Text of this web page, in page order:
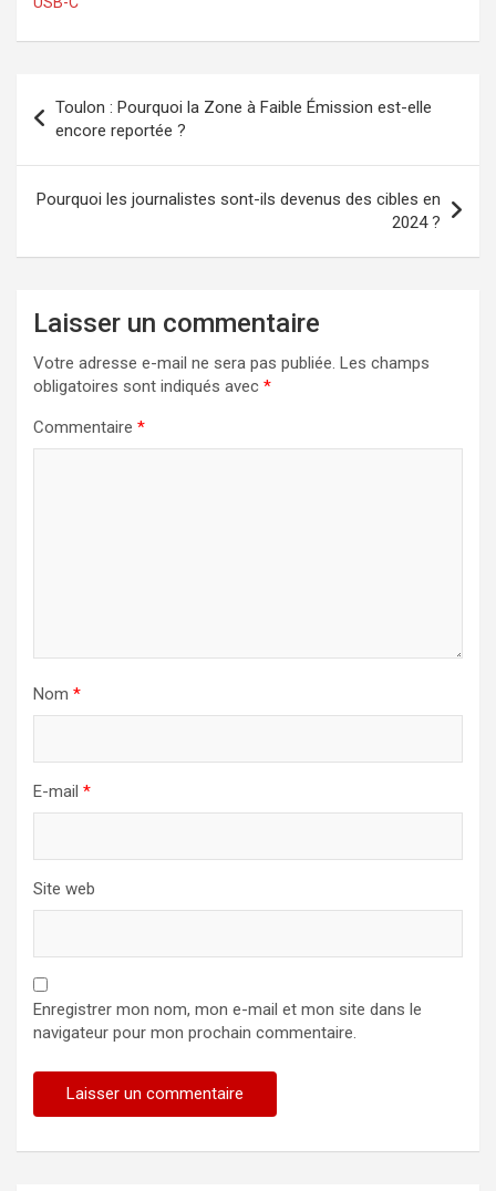
de
l’article
Toulon : Pourquoi la Zone à Faible Émission est-elle
encore reportée ?
Pourquoi les journalistes sont-ils devenus des cibles en
2024 ?
Laisser un commentaire
Votre adresse e-mail ne sera pas publiée. Les champs
obligatoires sont indiqués avec *
Commentaire *
Nom *
E-mail *
Site web
Enregistrer mon nom, mon e-mail et mon site dans le
navigateur pour mon prochain commentaire.